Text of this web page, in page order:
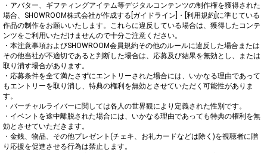
・アバター、ギフティングアイテム等デジタルコンテンツの制作権を獲得された
場合、SHOWROOM株式会社が作成する[ガイドライン]・[利用規約]に準じている
作品の制作をお願いいたします。これらに違反している場合は、獲得したコンテ
ンツをご利用いただけませんので十分ご注意ください。
・本注意事項およびSHOWROOM会員規約その他のルールに違反した場合または
その他当社が不適切であると判断した場合は、応募及び結果を無効とし、または
取り消す場合があります。
・応募条件を全て満たさずにエントリーされた場合には、いかなる理由であって
もエントリーを取り消し、特典の権利を無効とさせていただく可能性がありま
す。
・バーチャルライバーに関しては各人の世界観により定義された性別です。
・イベントを途中離脱された場合には、いかなる理由であっても特典の権利を無
効とさせていただきます。
・金銭、物品、その他プレゼント(チェキ、お礼カードなどは除く)を視聴者に贈
り応援を促進させる行為は禁止します。